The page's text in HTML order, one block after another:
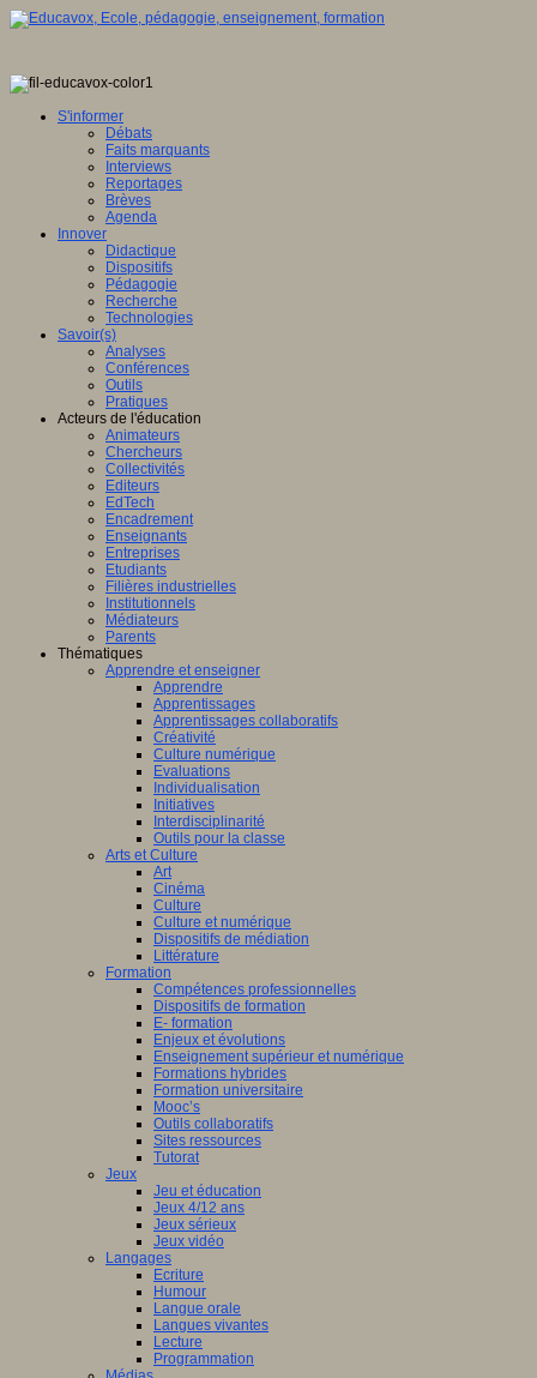
S'informer
Débats
Faits marquants
Interviews
Reportages
Brèves
Agenda
Innover
Didactique
Dispositifs
Pédagogie
Recherche
Technologies
Savoir(s)
Analyses
Conférences
Outils
Pratiques
Acteurs de l'éducation
Animateurs
Chercheurs
Collectivités
Editeurs
EdTech
Encadrement
Enseignants
Entreprises
Etudiants
Filières industrielles
Institutionnels
Médiateurs
Parents
Thématiques
Apprendre et enseigner
Apprendre
Apprentissages
Apprentissages collaboratifs
Créativité
Culture numérique
Evaluations
Individualisation
Initiatives
Interdisciplinarité
Outils pour la classe
Arts et Culture
Art
Cinéma
Culture
Culture et numérique
Dispositifs de médiation
Littérature
Formation
Compétences professionnelles
Dispositifs de formation
E- formation
Enjeux et évolutions
Enseignement supérieur et numérique
Formations hybrides
Formation universitaire
Mooc’s
Outils collaboratifs
Sites ressources
Tutorat
Jeux
Jeu et éducation
Jeux 4/12 ans
Jeux sérieux
Jeux vidéo
Langages
Ecriture
Humour
Langue orale
Langues vivantes
Lecture
Programmation